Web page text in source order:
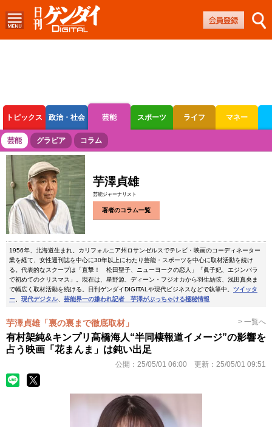
トピックス 政治・社会 芸能 スポーツ ライフ マネー
ボートレース 競輪 オートレース
芸能 グラビア コラム
芋澤貞雄
芸能ジャーナリスト
著者のコラム一覧
1956年、北海道生まれ。カリフォルニア州ロサンゼルスでテレビ・映画のコーディネーター
業を経て、女性週刊誌を中心に30年以上にわたり芸能・スポーツを中心に取材活動を続け
る。代表的なスクープは「直撃！ 松田聖子、ニューヨークの恋人」「眞子妃、エジンバラ
で初めてのクリスマス」。現在は、星野源、ディーン・フジオカから羽生結弦、浅田真央ま
で幅広く取材活動を続ける。日刊ゲンダイDIGITALや現代ビジネスなどで執筆中。 ツイッタ
ー
現代デジタル、 芸能界一の嫌われ記者 芋澤がぶっちゃける極秘情報
芋澤貞雄「裏の裏まで徹底取材」 > 一覧へ
有村架純&キンプリ髙橋海人“半同棲報道イメージ”の影響を
占う映画「花まんま」は鈍い出足
公開： 25/05/01 06:00 更新： 25/05/01 09:51